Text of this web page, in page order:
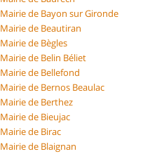
Mairie de Bayon sur Gironde
Mairie de Beautiran
Mairie de Bègles
Mairie de Belin Béliet
Mairie de Bellefond
Mairie de Bernos Beaulac
Mairie de Berthez
Mairie de Bieujac
Mairie de Birac
Mairie de Blaignan